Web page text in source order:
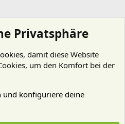
Privatsphäre
, damit diese Website
um den Komfort bei der
und konfiguriere deine